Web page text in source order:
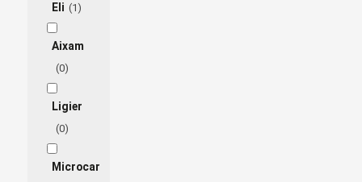
Eli (1)
Aixam
(0)
Ligier
(0)
Microcar